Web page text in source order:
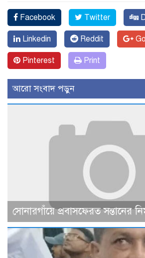
Facebook Twitter
Linkedin Reddit
Pinterest Print
আরো সংবাদ পড়ুন
সোনারগাঁয়ে প্রবাসফেরত সন্তানের